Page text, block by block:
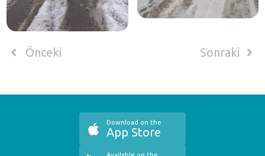
Önceki Sonraki
Download on the
App Store